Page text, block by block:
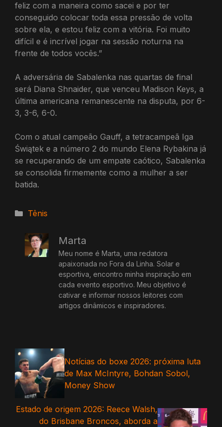
feliz com a maneira como sacei e por ter
conseguido colocar toda essa pressão de volta
sobre ela, e estou feliz com a vitória. Foi muito
difícil e é incrível jogar na sessão noturna na
frente de todos vocês.”
A adversária de Sabalenka nas quartas de final
será Diana Shnaider, que venceu Madison Keys, a
última americana remanescente na disputa, por 6-
3, 3-6, 6-0.
Com o atual campeão Gauff, a tetracampeã Iga
Świątek e a número 2 do mundo Elena Rybakina já
se recuperando de um empate caótico, Sabalenka
se consolida firmemente como a mulher a ser
batida.
Categorias
Tênis
Marta
Meu nome é Marta, uma redatora
apaixonada no Fora da Linha. Solar e
esportiva, encontro minha inspiração em
cada evento esportivo. Meu objetivo é
cativar e informar nossos leitores com
artigos dinâmicos e inspiradores.
Notícias do boxe 2026: próxima luta
de Max McIntyre, Bohdan Sobol,
Money Show
Estado de origem 2026: Reece Walsh,
do Brisbane Broncos, aborda a